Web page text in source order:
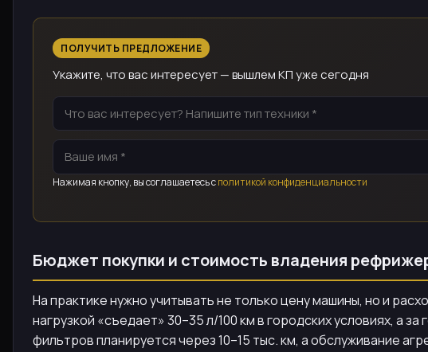
ПОЛУЧИТЬ ПРЕДЛОЖЕНИЕ
Укажите, что вас интересует — вышлем КП уже сегодня
Нажимая кнопку, вы соглашаетесь сполитикой конфиденциальности
Бюджет покупки и стоимость владения
На практике нужно учитывать не только цену машины, но и
нагрузкой «съедает» 30–35 л/100 км в городских условиях, а
фильтров планируется через 10–15 тыс. км, а обслуживание